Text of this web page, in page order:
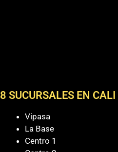
8 SUCURSALES EN CALI
Vipasa
La Base
Centro 1